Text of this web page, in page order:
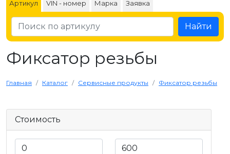
Артикул VIN - номер Марка Заявка
Найти
Фиксатор резьбы
Главная Каталог Сервисные продукты Фиксатор резьбы
Стоимость